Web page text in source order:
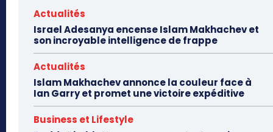
Actualités
Israel Adesanya encense Islam Makhachev et
son incroyable intelligence de frappe
Actualités
Islam Makhachev annonce la couleur face à
Ian Garry et promet une victoire expéditive
Business et Lifestyle